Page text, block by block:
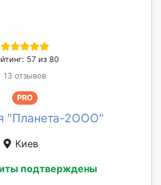
57 из 80
13 отзывов
PRO
"Планета-2ООО"
Киев
подтверждены